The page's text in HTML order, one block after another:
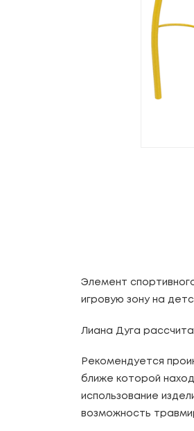
Элемент
игровую зону на
Лиана Дуга
Рекомендуется
ближе которой
использование
возможность